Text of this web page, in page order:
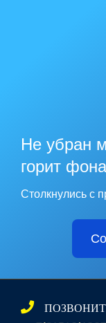
Не убран
горит
Столкнулись с